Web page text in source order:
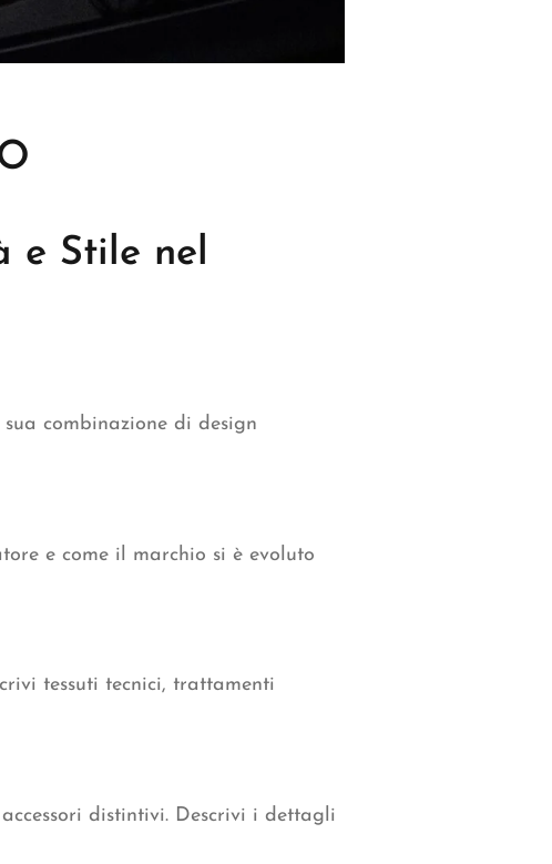
e Stile nel
combinazione di design
e come il marchio si è evoluto
tessuti tecnici, trattamenti
distintivi. Descrivi i dettagli